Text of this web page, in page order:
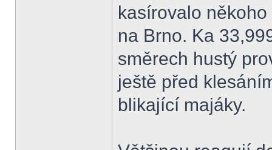
kasírovalo
na Brno. Ka
směrech hustý
ještě před
blikající majáky.